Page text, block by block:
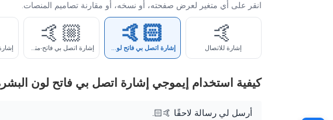
انقر على أي متغير لعرض صفحته، أو نسخه، أو مقارنة تصاميم المنصات.
🤙
إشارة للاتصال
🤙🏻
إشارة اتصل بي فاتح لون البشرة
🤙🏼
إشارة اتصل بي فاتح-متوسط لون البشرة
كيفية استخدام إيموجي إشارة اتصل بي فاتح لون
أرسل لي رسالة لاحقًا 🤙🏻.